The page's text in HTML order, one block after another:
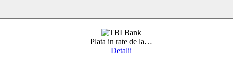
Plata in rate de la…
Detalii